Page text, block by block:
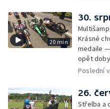
20 min
30.
Krásné
medaile
opět
Poslední
26.
Střelba a